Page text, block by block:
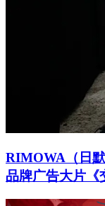
RIMOWA（日
品牌广告大片《